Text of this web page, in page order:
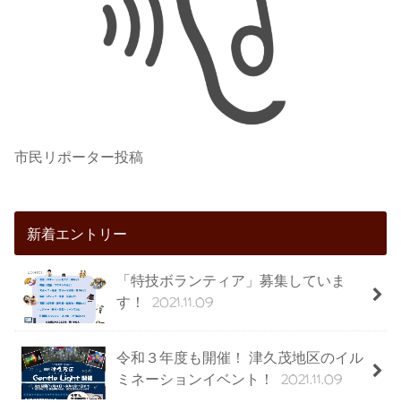
市民リポーター投稿
新着エントリー
「特技ボランティア」募集していま
す！
2021.11.09
令和３年度も開催！ 津久茂地区のイル
ミネーションイベント！
2021.11.09